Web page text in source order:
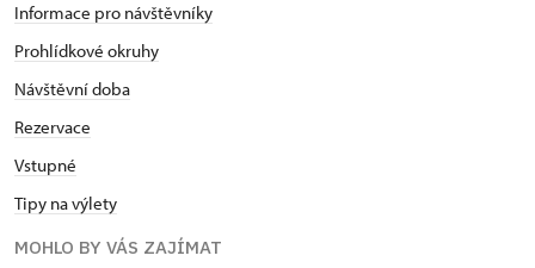
Informace pro návštěvníky
Prohlídkové okruhy
Návštěvní doba
Rezervace
Vstupné
Tipy na výlety
MOHLO BY VÁS ZAJÍMAT